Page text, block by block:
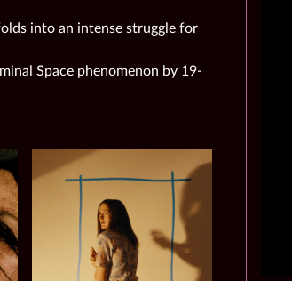
into an intense struggle for
Space phenomenon by 19-